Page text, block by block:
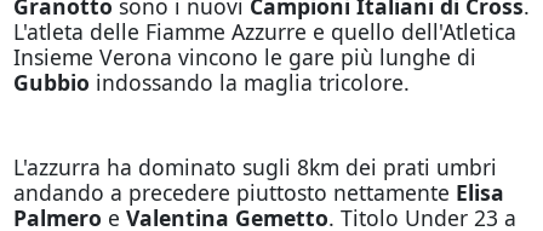
L'atleta delle Fiamme Azzurre e quello dell'Atletica
Insieme Verona vincono le gare più lunghe di
Gubbio indossando la maglia tricolore.
L'azzurra ha dominato sugli 8km dei prati umbri
andando a precedere piuttosto nettamente Elisa
Palmero e Valentina Gemetto. Titolo Under 23 a